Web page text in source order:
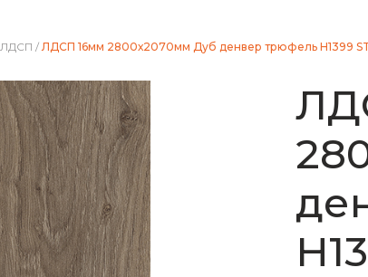
ЛДСП / ЛДСП 16мм 2800х2070мм Дуб денвер трюфель H1399